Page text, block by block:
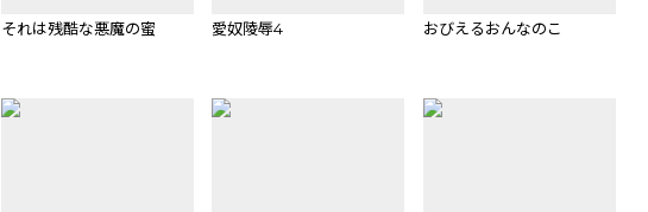
それは残酷な悪魔の蜜 愛奴陵辱4 おびえるおんなのこ